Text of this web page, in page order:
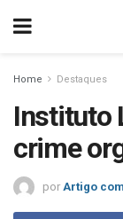
Home Destaques
Instituto
crime
por Artigo